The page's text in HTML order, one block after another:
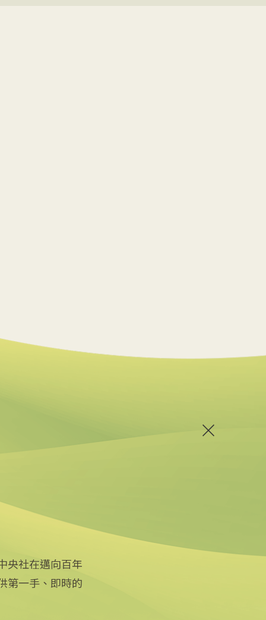
央社在邁向百年
第一手、即時的